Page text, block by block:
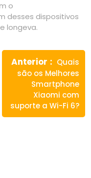
o
desses dispositivos
longeva.
Anterior
Next
post:
Quais
são os Melhores
Smartphone
Xiaomi com
suporte a Wi-Fi 6?